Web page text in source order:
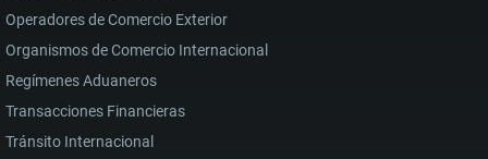
Operadores de Comercio Exterior
Organismos de Comercio Internacional
Regímenes Aduaneros
Transacciones Financieras
Tránsito Internacional